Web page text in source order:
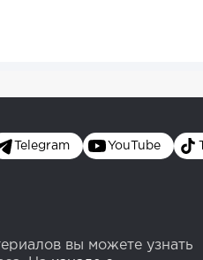
Telegram YouTube
вы можете узнать